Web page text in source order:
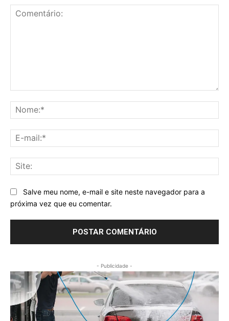
Salve meu nome, e-mail e site neste navegador para a
próxima vez que eu comentar.
- Publicidade -